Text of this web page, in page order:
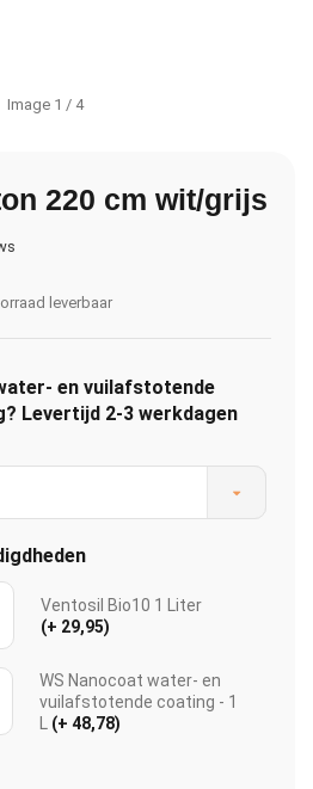
Image 1 / 4
220 cm wit/grijs
leverbaar
en vuilafstotende
Levertijd 2-3 werkdagen
Ventosil Bio10 1 Liter
(+ 29,95)
WS Nanocoat water- en
vuilafstotende coating - 1
(+ 48,78)